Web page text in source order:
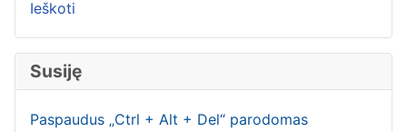
Ieškoti
Susiję
Paspaudus „Ctrl + Alt + Del“ parodomas